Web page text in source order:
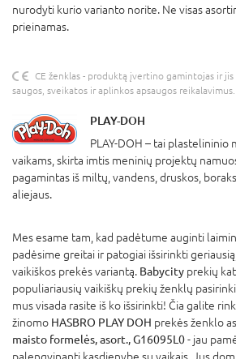
nurodyti kurio varianto norite. Ne visas
prieinamas.
CE ženklas - produktą įvertino gamintojas ir
saugos, sveikatos ir aplinkos apsaugos reikalavimus.
PLAY-DOH
PLAY-DOH – tai
vaikams, skirta imtis meninių projektų
pagamintas iš miltų, vandens, druskos,
aliejaus.
Mes esame tam, kad padėtume auginti
padėsime greitai ir patogiai išsirinkti
vaikiškos prekės variantą. Babycity prekių
populiariausių vaikiškų prekių ženklų
mus visada rasite iš ko išsirinkti! Čia galite
žinomo HASBRO PLAY DOH prekės ženklo
maisto formelės, asort., G16095L0- jau